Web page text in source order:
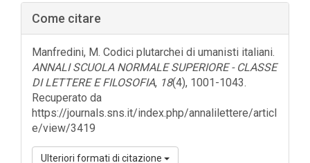
Barra
laterale
dell'articolo
Come citare
Manfredini, M. Codici plutarchei di umanisti italiani.
ANNALI SCUOLA NORMALE SUPERIORE - CLASSE
DI LETTERE E FILOSOFIA, 18(4), 1001-1043.
Recuperato da
https://journals.sns.it/index.php/annalilettere/articl
e/view/3419
Ulteriori formati di citazione